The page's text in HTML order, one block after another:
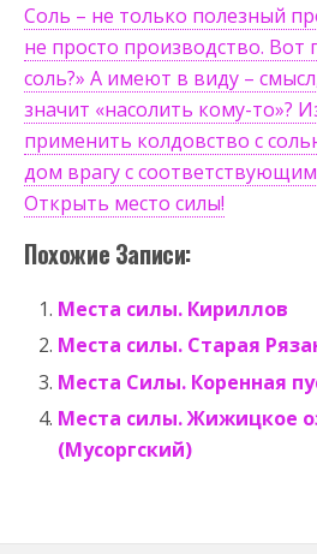
Соль – не только полезный
не просто производство. Вот
соль?» А имеют в виду –
значит «насолить кому-то»?
применить колдовство с
дом врагу с
Открыть место силы!
Похожие Записи:
Места силы. Кириллов
Места силы. Старая
Места Силы. Коренная
Места силы. Жижицкое
(Мусоргский)